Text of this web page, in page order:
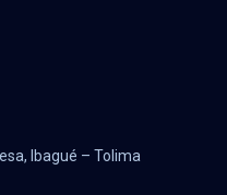
Ibagué – Tolima